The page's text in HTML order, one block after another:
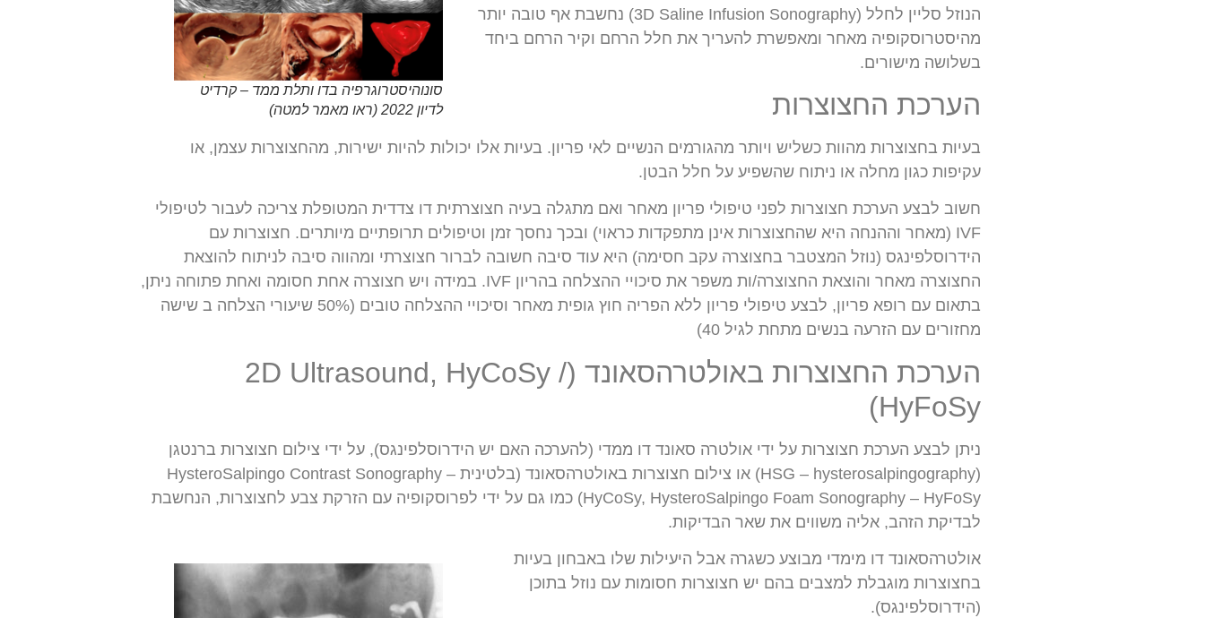
סונוהיסטרוגרפיה בדו ותלת ממד – קרדיט
לדיון 2022 (ראו מאמר למטה)
הנוזל סליין לחלל (3D Saline Infusion Sonography) נחשבת אף טובה יותר
מהיסטרוסקופיה מאחר ומאפשרת להעריך את חלל הרחם וקיר הרחם ביחד
בשלושה מישורים.
הערכת החצוצרות
בעיות בחצוצרות מהוות כשליש ויותר מהגורמים הנשיים לאי פריון. בעיות אלו יכולות להיות ישירות, מהחצוצרות עצמן, או
עקיפות כגון מחלה או ניתוח שהשפיע על חלל הבטן.
חשוב לבצע הערכת חצוצרות לפני טיפולי פריון מאחר ואם מתגלה בעיה חצוצרתית דו צדדית המטופלת צריכה לעבור לטיפולי
IVF (מאחר וההנחה היא שהחצוצרות אינן מתפקדות כראוי) ובכך נחסך זמן וטיפולים תרופתיים מיותרים. חצוצרות עם
הידרוסלפינגס (נוזל המצטבר בחצוצרה עקב חסימה) היא עוד סיבה חשובה לברור חצוצרתי ומהווה סיבה לניתוח להוצאת
החצוצרה מאחר והוצאת החצוצרה/ות משפר את סיכויי ההצלחה בהריון IVF. במידה ויש חצוצרה אחת חסומה ואחת פתוחה ניתן,
בתאום עם רופא פריון, לבצע טיפולי פריון ללא הפריה חוץ גופית מאחר וסיכויי ההצלחה טובים (50% שיעורי הצלחה ב שישה
מחזורים עם הזרעה בנשים מתחת לגיל 40)
הערכת החצוצרות באולטרהסאונד (2D Ultrasound, HyCoSy /
HyFoSy)
ניתן לבצע הערכת חצוצרות על ידי אולטרה סאונד דו ממדי (להערכה האם יש הידרוסלפינגס), על ידי צילום חצוצרות ברנטגן
(HSG – hysterosalpingography) או צילום חצוצרות באולטרהסאונד (בלטינית HysteroSalpingo Contrast Sonography –
HyCoSy, HysteroSalpingo Foam Sonography – HyFoSy) כמו גם על ידי לפרוסקופיה עם הזרקת צבע לחצוצרות, הנחשבת
לבדיקת הזהב, אליה משווים את שאר הבדיקות.
אולטרהסאונד דו מימדי מבוצע כשגרה אבל היעילות שלו באבחון בעיות
בחצוצרות מוגבלת למצבים בהם יש חצוצרות חסומות עם נוזל בתוכן
(הידרוסלפינגס).